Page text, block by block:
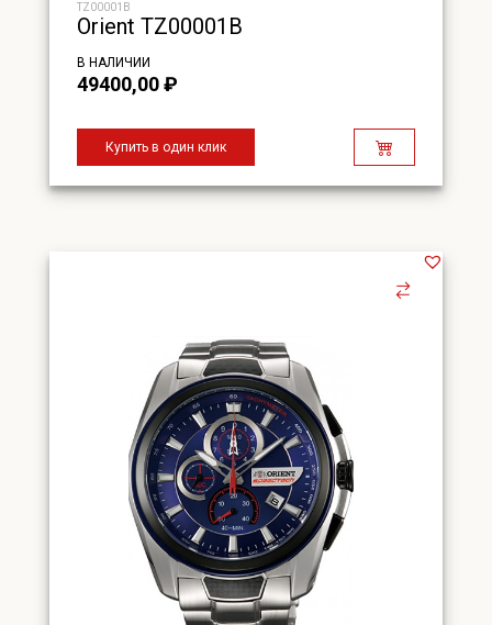
TZ00001B
Orient TZ00001B
В НАЛИЧИИ
49400,00₽
Купить в один клик